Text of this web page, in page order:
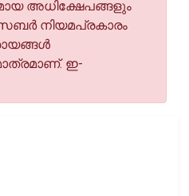
അധിക്ഷേപങ്ങളും
നിയമപ്രകാരം
ഇ-